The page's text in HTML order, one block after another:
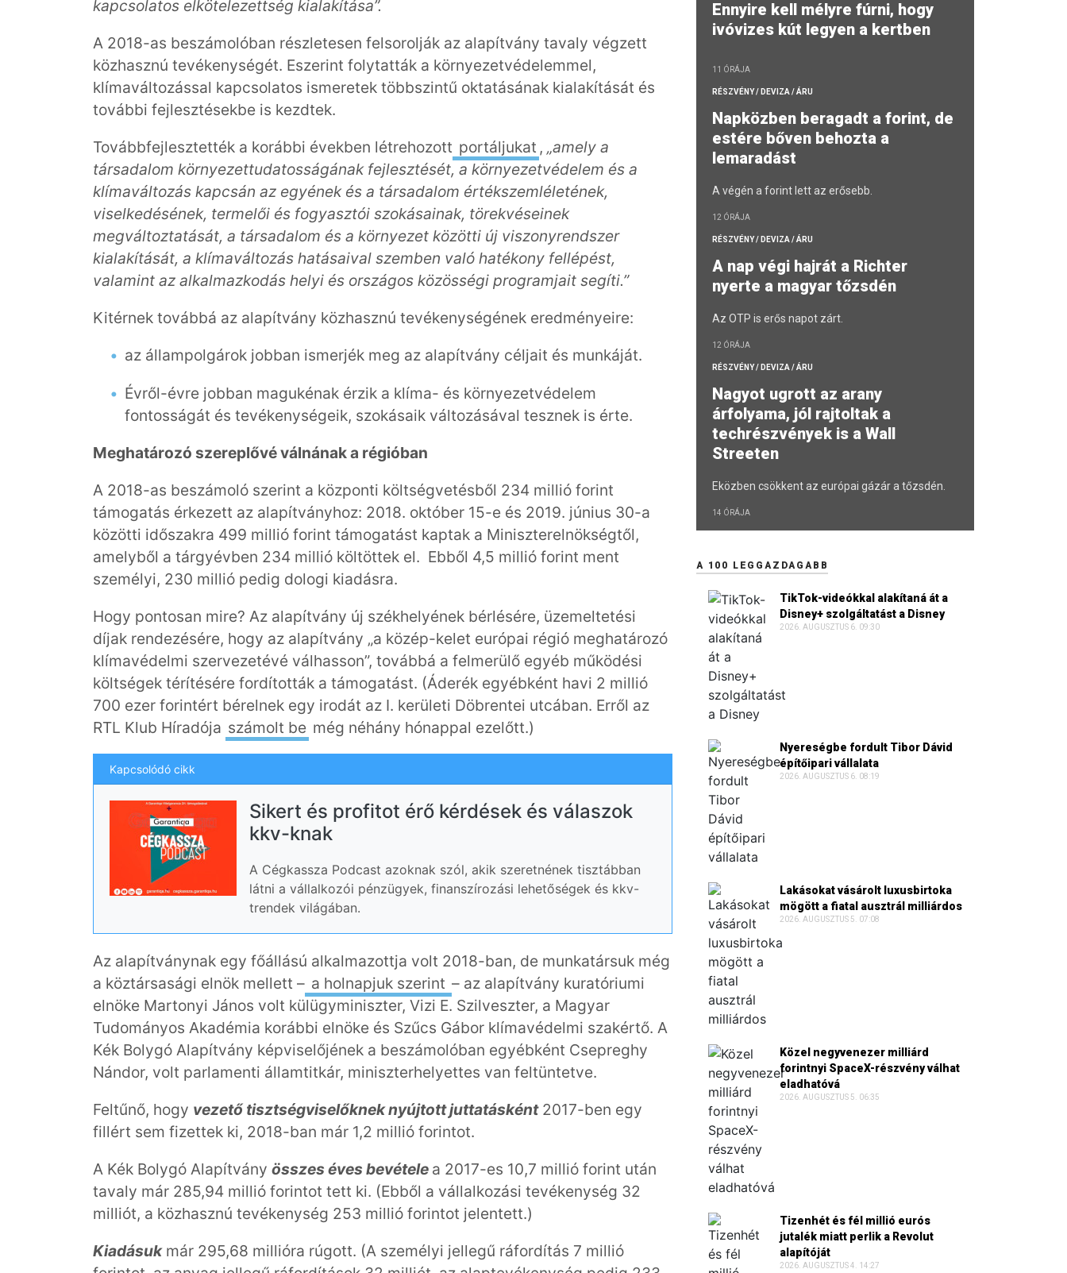
kapcsolatos elkötelezettség kialakítása”.
A 2018-as beszámolóban részletesen felsorolják az alapítvány tavaly végzett
közhasznú tevékenységét. Eszerint folytatták a környezetvédelemmel,
klímaváltozással kapcsolatos ismeretek többszintű oktatásának kialakítását és
további fejlesztésekbe is kezdtek.
Továbbfejlesztették a korábbi években létrehozott portáljukat , „amely a
társadalom környezettudatosságának fejlesztését, a környezetvédelem és a
klímaváltozás kapcsán az egyének és a társadalom értékszemléletének,
viselkedésének, termelői és fogyasztói szokásainak, törekvéseinek
megváltoztatását, a társadalom és a környezet közötti új viszonyrendszer
kialakítását, a klímaváltozás hatásaival szemben való hatékony fellépést,
valamint az alkalmazkodás helyi és országos közösségi programjait segíti.”
Kitérnek továbbá az alapítvány közhasznú tevékenységének eredményeire:
az állampolgárok jobban ismerjék meg az alapítvány céljait és munkáját.
Évről-évre jobban magukénak érzik a klíma- és környezetvédelem
fontosságát és tevékenységeik, szokásaik változásával tesznek is érte.
Meghatározó szereplővé válnának a régióban
A 2018-as beszámoló szerint a központi költségvetésből 234 millió forint
támogatás érkezett az alapítványhoz: 2018. október 15-e és 2019. június 30-a
közötti időszakra 499 millió forint támogatást kaptak a Miniszterelnökségtől,
amelyből a tárgyévben 234 millió költöttek el. Ebből 4,5 millió forint ment
személyi, 230 millió pedig dologi kiadásra.
Hogy pontosan mire? Az alapítvány új székhelyének bérlésére, üzemeltetési
díjak rendezésére, hogy az alapítvány „a közép-kelet európai régió meghatározó
klímavédelmi szervezetévé válhasson”, továbbá a felmerülő egyéb működési
költségek térítésére fordították a támogatást. (Áderék egyébként havi 2 millió
700 ezer forintért bérelnek egy irodát az I. kerületi Döbrentei utcában. Erről az
RTL Klub Híradója számolt be még néhány hónappal ezelőtt.)
Kapcsolódó cikk
Sikert és profitot érő kérdések és válaszok
kkv-knak
A Cégkassza Podcast azoknak szól, akik szeretnének tisztábban
látni a vállalkozói pénzügyek, finanszírozási lehetőségek és kkv-
trendek világában.
Az alapítványnak egy főállású alkalmazottja volt 2018-ban, de munkatársuk még
a köztársasági elnök mellett – a holnapjuk szerint – az alapítvány kuratóriumi
elnöke Martonyi János volt külügyminiszter, Vizi E. Szilveszter, a Magyar
Tudományos Akadémia korábbi elnöke és Szűcs Gábor klímavédelmi szakértő. A
Kék Bolygó Alapítvány képviselőjének a beszámolóban egyébként Csepreghy
Nándor, volt parlamenti államtitkár, miniszterhelyettes van feltüntetve.
Feltűnő, hogy vezető tisztségviselőknek nyújtott juttatásként2017-ben egy
fillért sem fizettek ki, 2018-ban már 1,2 millió forintot.
A Kék Bolygó Alapítvány összes éves bevétele a 2017-es 10,7 millió forint után
tavaly már 285,94 millió forintot tett ki. (Ebből a vállalkozási tevékenység 32
milliót, a közhasznú tevékenység 253 millió forintot jelentett.)
Kiadásukmár 295,68 millióra rúgott. (A személyi jellegű ráfordítás 7 millió
Ennyire kell mélyre fúrni, hogy
ivóvizes kút legyen a kertben
11 ÓRÁJA
RÉSZVÉNY / DEVIZA / ÁRU
Napközben beragadt a forint, de
estére bőven behozta a
lemaradást
A végén a forint lett az erősebb.
12 ÓRÁJA
RÉSZVÉNY / DEVIZA / ÁRU
A nap végi hajrát a Richter
nyerte a magyar tőzsdén
Az OTP is erős napot zárt.
12 ÓRÁJA
RÉSZVÉNY / DEVIZA / ÁRU
Nagyot ugrott az arany
árfolyama, jól rajtoltak a
techrészvények is a Wall
Streeten
Eközben csökkent az európai gázár a tőzsdén.
14 ÓRÁJA
A 100 LEGGAZDAGABB
TikTok-videókkal alakítaná át a
Disney+ szolgáltatást a Disney
2026. AUGUSZTUS 6. 09:30
Nyereségbe fordult Tibor Dávid
építőipari vállalata
2026. AUGUSZTUS 6. 08:19
Lakásokat vásárolt luxusbirtoka
mögött a fiatal ausztrál milliárdos
2026. AUGUSZTUS 5. 07:08
Közel negyvenezer milliárd
forintnyi SpaceX-részvény válhat
eladhatóvá
2026. AUGUSZTUS 5. 06:35
Tizenhét és fél millió eurós
jutalék miatt perlik a Revolut
alapítóját
2026. AUGUSZTUS 4. 14:27